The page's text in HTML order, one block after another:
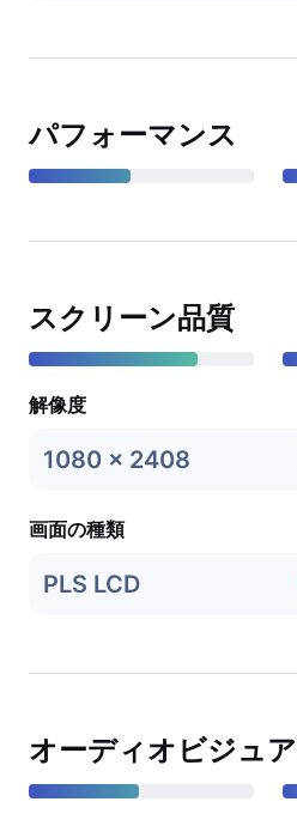
パフォーマンス
スクリーン品質
解像度
1080 x 2408
画面の種類
PLS LCD
オーディオビジュ